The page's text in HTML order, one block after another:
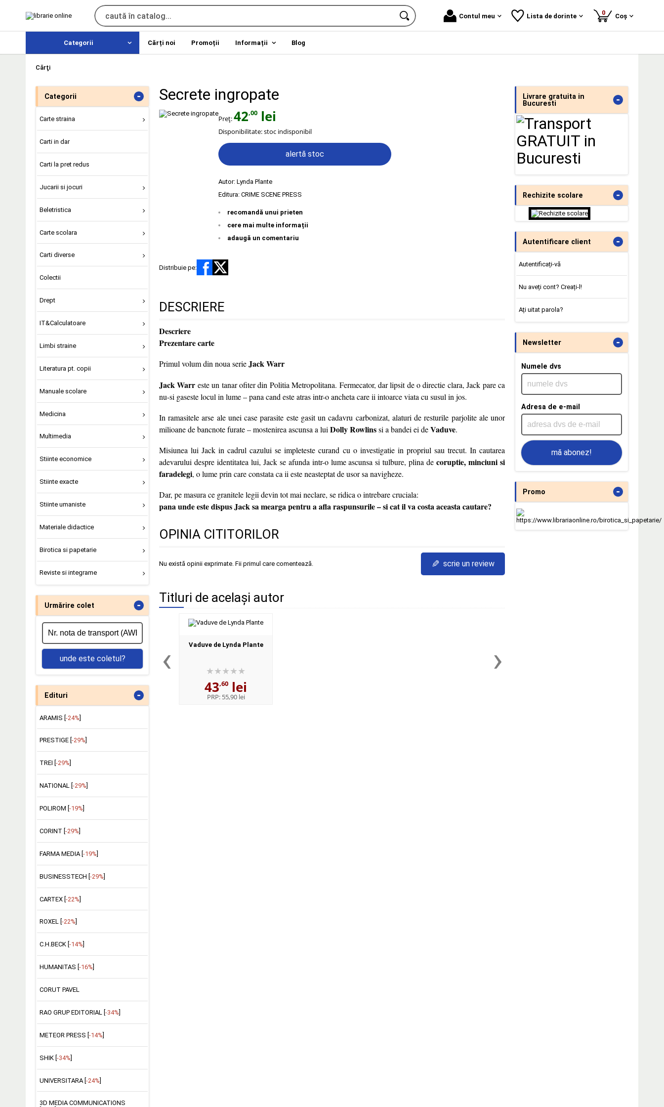
Contul meu Lista de dorinte 0produse
Coș
Categorii Cărți noi Promoții Informații Blog
Cărţi
Categorii -
Carte straina
Carti in dar
Carti la pret redus
Jucarii si jocuri
Beletristica
Carte scolara
Carti diverse
Colectii
Drept
IT&Calculatoare
Limbi straine
Literatura pt. copii
Manuale scolare
Medicina
Multimedia
Stiinte economice
Stiinte exacte
Stiinte umaniste
Materiale didactice
Birotica si papetarie
Reviste si integrame
Urmărire colet -
unde este coletul?
Edituri -
ARAMIS [-24%]
PRESTIGE [ -29%
TREI [ -29%
NATIONAL [ -29%
POLIROM [ -19%
CORINT [ -29%
FARMA MEDIA [ -19%
BUSINESSTECH [-29%]
CARTEX [-22%]
ROXEL [ -22%
C.H.BECK [ -14%
HUMANITAS [ -16%
CORUT PAVEL
RAO GRUP EDITORIAL [ -34%
METEOR PRESS [ -14%
SHIK [-34%]
UNIVERSITARA [-24%]
3D MEDIA COMMUNICATIONS
Secrete ingropate
Preț:42,00 lei
Disponibilitate:stoc indisponibil
alertă stoc
Autor: Lynda Plante
Editura: CRIME SCENE PRESS
recomandă unui prieten
cere mai multe informații
adaugă un comentariu
Distribuie pe:
DESCRIERE
Descriere
Prezentare carte
Primul volum din noua serieJack Warr
Jack Warr este un tanar ofiter din Politia Metropolitana. Fermecator, dar lipsit de o directie clara, Jack pare ca
nu-si gaseste locul in lume – pana cand este atras intr-o ancheta care ii intoarce viata cu susul in jos.
In ramasitele arse ale unei case parasite este gasit un cadavru carbonizat, alaturi de resturile parjolite ale unor
milioane de bancnote furate – mostenirea ascunsa a lui Dolly Rowlinssi a bandei ei deVaduve.
Misiunea lui Jack in cadrul cazului se impleteste curand cu o investigatie in propriul sau trecut. In cautarea
adevarului despre identitatea lui, Jack se afunda intr-o lume ascunsa si tulbure, plina decoruptie, minciuni si
faradelegi, o lume prin care constata ca ii este neasteptat de usor sa navigheze.
Dar, pe masura ce granitele legii devin tot mai neclare, se ridica o intrebare cruciala:
pana unde este dispus Jack sa mearga pentru a afla raspunsurile – si cat il va costa aceasta cautare?
OPINIA CITITORILOR
Nu există opinii exprimate. Fii primul care comentează. ✎ scrie un review
Titluri de același autor
‹ Vaduve de Lynda Plante
43,60 lei
PRP: 55,90 lei
›
Livrare gratuita in
Bucuresti
-
Rechizite scolare -
Autentificare client -
Autentificați-vă
Nu aveți cont? Creați-l!
Ați uitat parola?
Newsletter -
Numele dvs
Adresa de e-mail
mă abonez!
Promo -